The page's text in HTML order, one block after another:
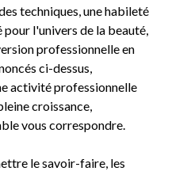
techniques, une habileté
l'univers de la beauté,
professionnelle en
ci-dessus,
activité professionnelle
croissance,
vous correspondre.
le savoir-faire, les